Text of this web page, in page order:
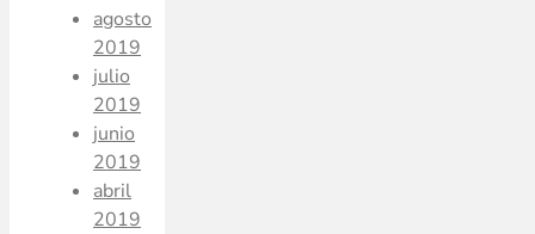
agosto
2019
julio
2019
junio
2019
abril
2019